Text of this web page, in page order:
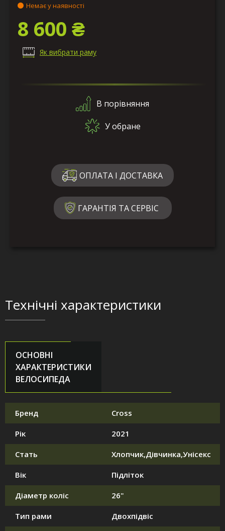
Немає у наявності
8 600 ₴
Як вибрати раму
В порівняння
У обране
ОПЛАТА І ДОСТАВКА
ГАРАНТІЯ ТА СЕРВІС
Технічні характеристики
ОСНОВНІ
ХАРАКТЕРИСТИКИ
ВЕЛОСИПЕДА
Бренд Cross
Рік 2021
Стать Хлопчик,Дівчинка,Унісекс
Вік Підліток
Діаметр коліс 26"
Тип рами Двохпідвіс